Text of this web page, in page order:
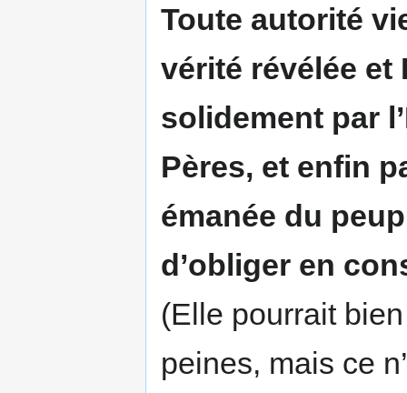
Toute autorité
vérité révélée et
solidement par
Pères, et enfin
émanée du
d’obliger en
(Elle pourrait
peines, mais ce